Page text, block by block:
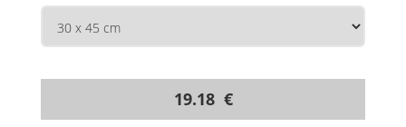
19.18 €